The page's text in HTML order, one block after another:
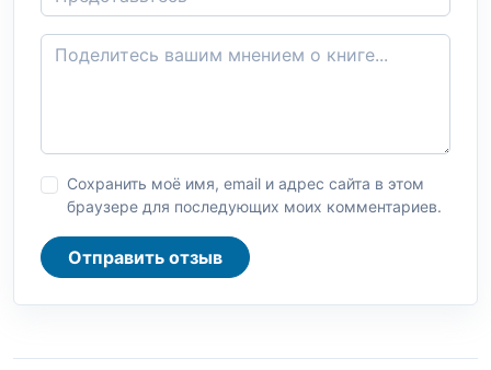
Сохранить моё имя, email и адрес сайта в этом
браузере для последующих моих комментариев.
Отправить отзыв